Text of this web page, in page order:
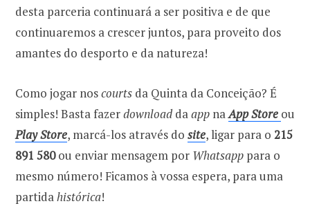
desta parceria continuará a ser positiva e de que
continuaremos a crescer juntos, para proveito dos
amantes do desporto e da natureza!
Como jogar noscourts da Quinta da Conceição? É
simples! Basta fazerdownloaddaapp naApp Store ou
Play Store, marcá-los através do site, ligar para o 215
891 580ou enviar mensagem por Whatsapp para o
mesmo número! Ficamos à vossa espera, para uma
partidahistórica!